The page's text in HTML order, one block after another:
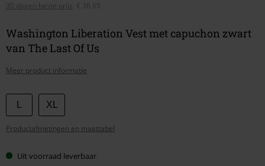
30 dagen beste prijs
€ 36,65
Washington Liberation Vest met capuchon zwart
van The Last Of Us
Meer product informatie
Kies
je
maat
XL
Productafmetingen en maattabel
Uit voorraad leverbaar